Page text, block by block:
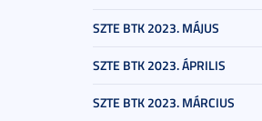
SZTE BTK 2023. MÁJUS
SZTE BTK 2023. ÁPRILIS
SZTE BTK 2023. MÁRCIUS